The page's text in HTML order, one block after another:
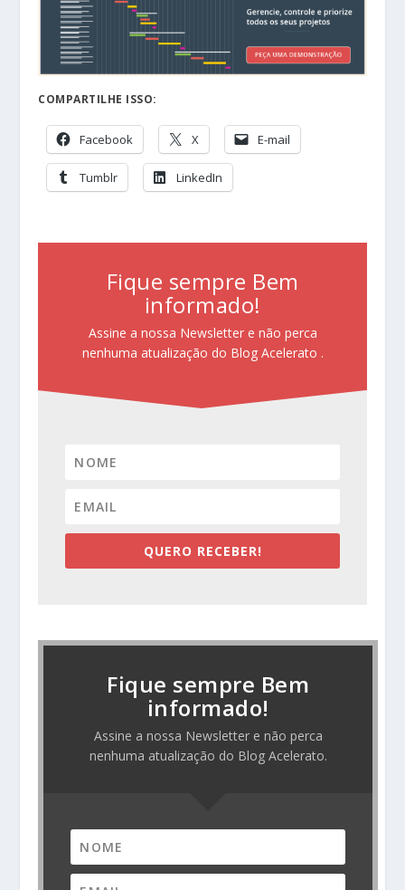
COMPARTILHE ISSO:
Facebook X E-mail
Tumblr LinkedIn
Fique sempre Bem
informado!
Assine a nossa Newsletter e não perca
nenhuma atualização do Blog Acelerato .
QUERO RECEBER!
Fique sempre Bem
informado!
Assine a nossa Newsletter e não perca
nenhuma atualização do Blog Acelerato.